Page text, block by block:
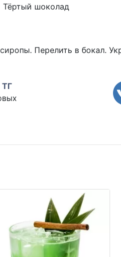
Тёртый шоколад
Перелить в бокал.
ТГ